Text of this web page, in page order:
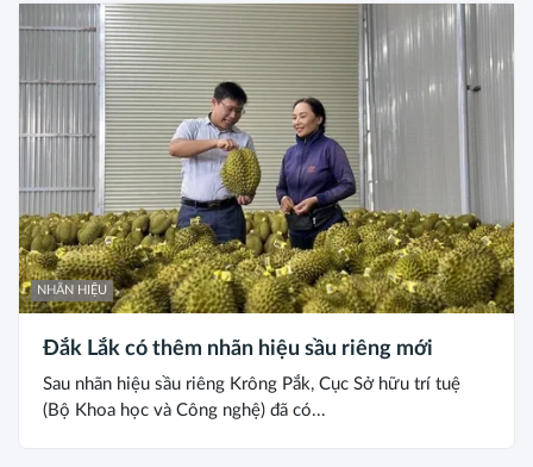
NHÃN HIỆU
Đắk Lắk có thêm nhãn hiệu sầu riêng mới
Sau nhãn hiệu sầu riêng Krông Pắk, Cục Sở hữu trí tuệ
(Bộ Khoa học và Công nghệ) đã có...